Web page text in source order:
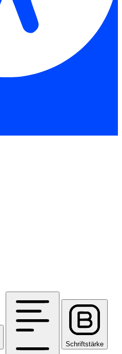
Schriftstärke